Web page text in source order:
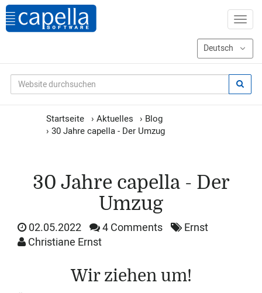
Startseite › Aktuelles › Blog
› 30 Jahre capella - Der Umzug
30 Jahre capella - Der
Umzug
02.05.2022 4 Comments
Ernst
Christiane Ernst
Wir ziehen um!